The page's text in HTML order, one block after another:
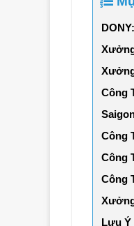
Công
Công
Công
Công
Lưu Ý